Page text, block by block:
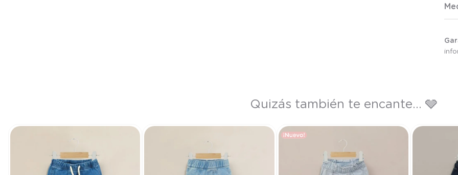
Quizás también te encante... 🩶